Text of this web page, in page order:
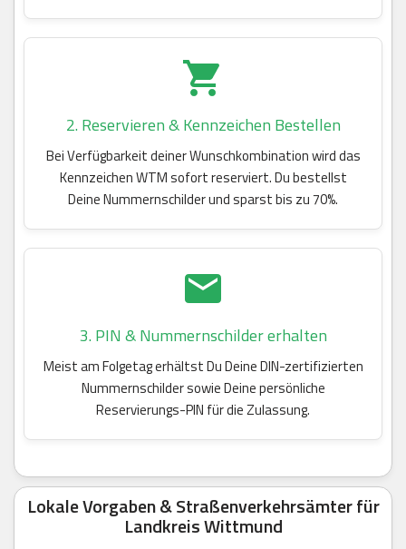
2. Reservieren & Kennzeichen Bestellen
Bei Verfügbarkeit deiner Wunschkombination wird das
Kennzeichen WTM sofort reserviert. Du bestellst
Deine Nummernschilder und sparst bis zu 70%.
3. PIN & Nummernschilder erhalten
Meist am Folgetag erhältst Du Deine DIN-zertifizierten
Nummernschilder sowie Deine persönliche
Reservierungs-PIN für die Zulassung.
Lokale Vorgaben & Straßenverkehrsämter für
Landkreis Wittmund